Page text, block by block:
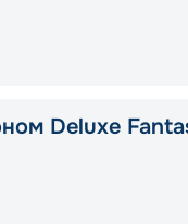
Deluxe